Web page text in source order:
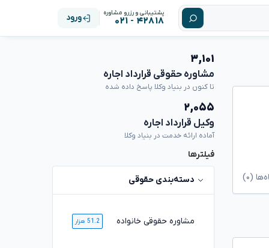
پشتیبانی و رزرو مشاوره
۴۲۸۱۸ - ۰۲۱ ورود
(۰)
۳,۱۰۱
مشاوره حقوقی قرارداد اجاره
تا کنون در بنیاد وکلا پاسخ داده شده
۲,۰۵۵
وکیل قرارداد اجاره
آماده ارائه خدمت در بنیاد وکلا
فیلترها
دسته‌بندی حقوقی
مشاوره حقوقی خانواده 51.2 هزار